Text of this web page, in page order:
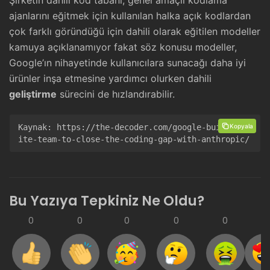
ajanlarını eğitmek için kullanılan halka açık kodlardan
çok farklı göründüğü için dahili olarak eğitilen modeller
kamuya açıklanamıyor fakat söz konusu modeller,
Google’ın nihayetinde kullanıcılara sunacağı daha iyi
ürünler inşa etmesine yardımcı olurken dahili
geliştirme sürecini de hızlandırabilir.
Kaynak:
https://the-decoder.com/google-builds-el
ite-team-to-close-the-coding-gap-with-anthropic/
Kopyala
Bu Yazıya Tepkiniz Ne Oldu?
0 0 0 0 0